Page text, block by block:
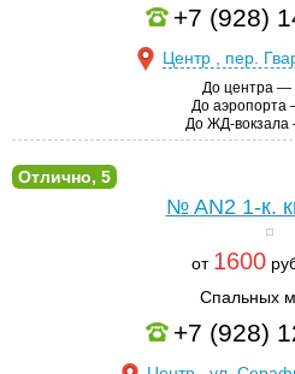
+7 (928)
Центр , пер.
До центра —
До аэропорта
До ЖД-вокзала
Отлично, 5
№ AN21-к.
от 1600
Спальных
+7 (928)